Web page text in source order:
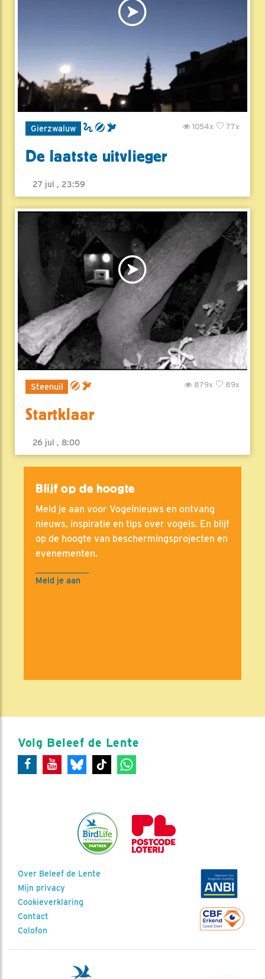
Gierzwaluw 77x
1054x
De laatste uitvlieger
27 jul , 23:59
Steenuil 89x
879x
Startklaar
26 jul , 8:00
Blijf op de hoogte
Meld je aan voor Vogelnieuws en ontvang
nieuws, inspiratie en tips over vogels. En blijf
op de hoogte van beschermingsprojecten en
evenementen.
Meld je aan
Volg Beleef de Lente
Over Beleef de Lente
Mijn privacy
Cookieverklaring
Contact
Colofon